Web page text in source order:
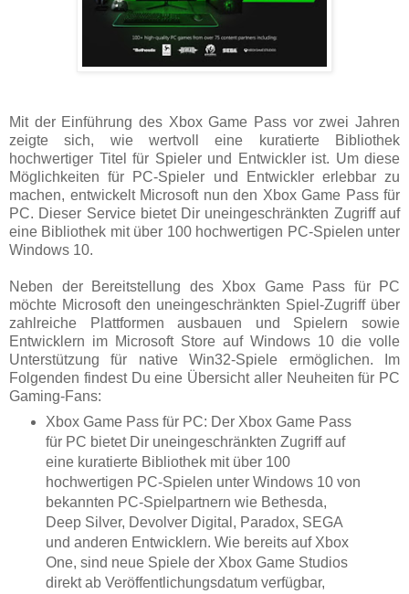
Mit der Einführung des Xbox Game Pass vor zwei Jahren
zeigte sich, wie wertvoll eine kuratierte Bibliothek
hochwertiger Titel für Spieler und Entwickler ist. Um diese
Möglichkeiten für PC-Spieler und Entwickler erlebbar zu
machen, entwickelt Microsoft nun den Xbox Game Pass für
PC. Dieser Service bietet Dir uneingeschränkten Zugriff auf
eine Bibliothek mit über 100 hochwertigen PC-Spielen unter
Windows 10.
Neben der Bereitstellung des Xbox Game Pass für PC
möchte Microsoft den uneingeschränkten Spiel-Zugriff über
zahlreiche Plattformen ausbauen und Spielern sowie
Entwicklern im Microsoft Store auf Windows 10 die volle
Unterstützung für native Win32-Spiele ermöglichen. Im
Folgenden findest Du eine Übersicht aller Neuheiten für PC
Gaming-Fans:
Xbox Game Pass für PC: Der Xbox Game Pass
für PC bietet Dir uneingeschränkten Zugriff auf
eine kuratierte Bibliothek mit über 100
hochwertigen PC-Spielen unter Windows 10 von
bekannten PC-Spielpartnern wie Bethesda,
Deep Silver, Devolver Digital, Paradox, SEGA
und anderen Entwicklern. Wie bereits auf Xbox
One, sind neue Spiele der Xbox Game Studios
direkt ab Veröffentlichungsdatum verfügbar,